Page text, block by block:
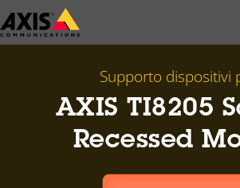
Salta
al
Supporto dispositivi
AXIS TI8205
Recessed